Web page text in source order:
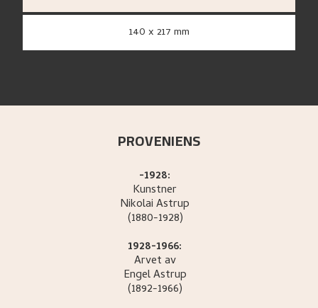
140 x 217 mm
PROVENIENS
-1928:
Kunstner
NikolaiAstrup
(1880-1928)
1928-1966:
Arvet av
EngelAstrup
(1892-1966)